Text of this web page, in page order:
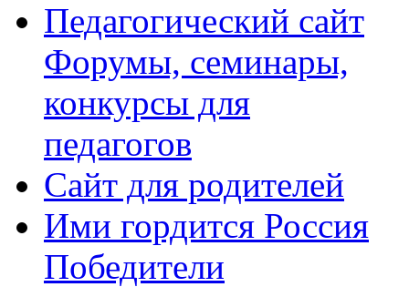
Педагогический сайт
Форумы, семинары,
конкурсы для
педагогов
Сайт для родителей
Ими гордится Россия
Победители